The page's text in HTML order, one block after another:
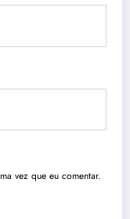
vez que eu comentar.